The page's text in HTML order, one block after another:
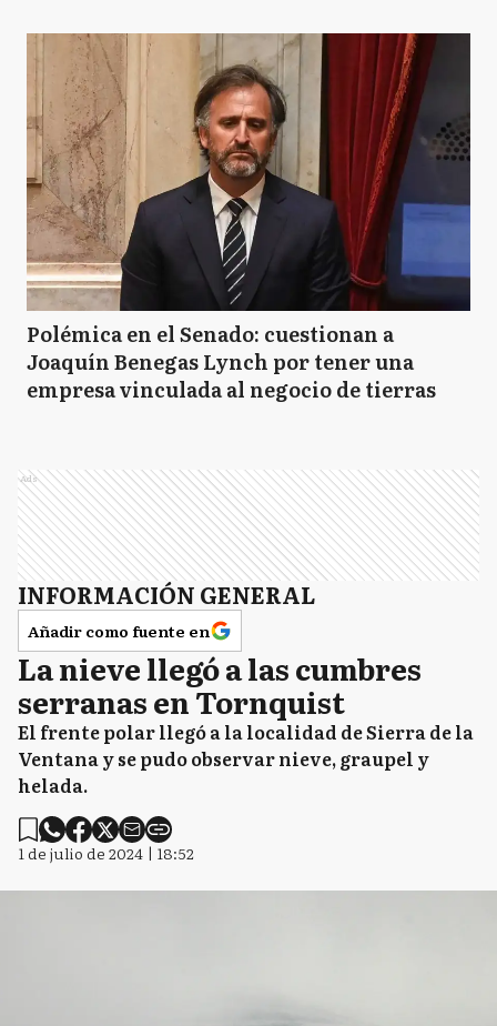
Polémica en el Senado: cuestionan a
Joaquín Benegas Lynch por tener una
empresa vinculada al negocio de tierras
Ads
INFORMACIÓN GENERAL
Añadir como fuente en
La nieve llegó a las cumbres
serranas en Tornquist
El frente polar llegó a la localidad de Sierra de la
Ventana y se pudo observar nieve, graupel y
helada.
1 de julio de 2024 | 18:52